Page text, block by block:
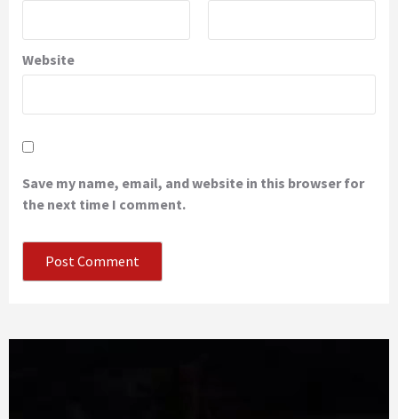
Website
Save my name, email, and website in this browser for
the next time I comment.